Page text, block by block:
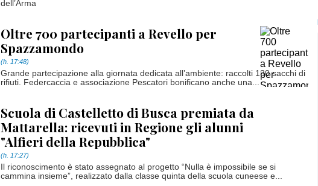
dell’Arma
Oltre 700 partecipanti a Revello per
Spazzamondo
(h. 17:48)
Grande partecipazione alla giornata dedicata all’ambiente: raccolti 130 sacchi di
rifiuti. Federcaccia e associazione Pescatori bonificano anche una...
Scuola di Castelletto di Busca premiata da
Mattarella: ricevuti in Regione gli alunni
"Alfieri della Repubblica"
(h. 17:27)
Il riconoscimento è stato assegnato al progetto “Nulla è impossibile se si
cammina insieme”, realizzato dalla classe quinta della scuola cuneese e...